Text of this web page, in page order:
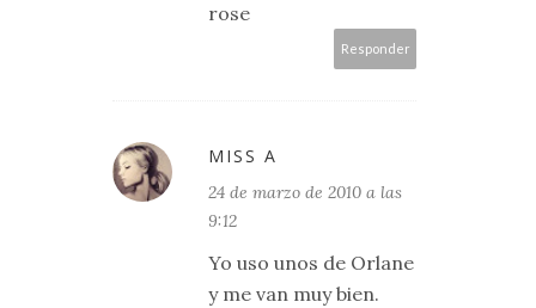
rose
Responder
MISS A
24 de marzo de 2010 a las
9:12
Yo uso unos de Orlane
y me van muy bien.